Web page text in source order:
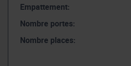
Empattement:
Nombre portes:
Nombre places: